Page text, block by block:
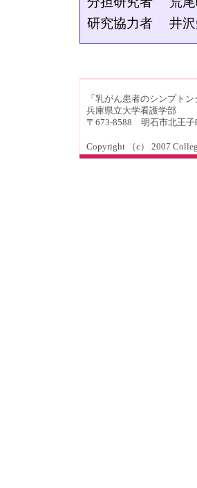
研究協力者 井沢
「乳がん患者のシンプト
兵庫県立大学看護学部
〒673-8588 明石市北王子
Copyright （c） 2007